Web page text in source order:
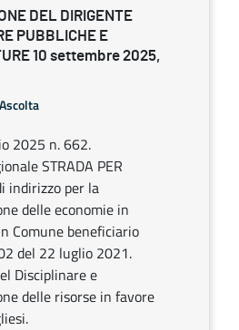
DEL DIRIGENTE
PUBBLICHE E
10 settembre 2025,
Ascolta
2025 n. 662.
STRADA PER
indirizzo per la
delle economie in
Comune beneficiario
del 22 luglio 2021.
Disciplinare e
delle risorse in favore